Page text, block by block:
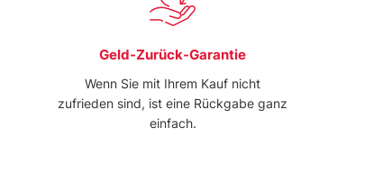
Geld-Zurück-Garantie
Wenn Sie mit Ihrem Kauf nicht
zufrieden sind, ist eine Rückgabe ganz
einfach.